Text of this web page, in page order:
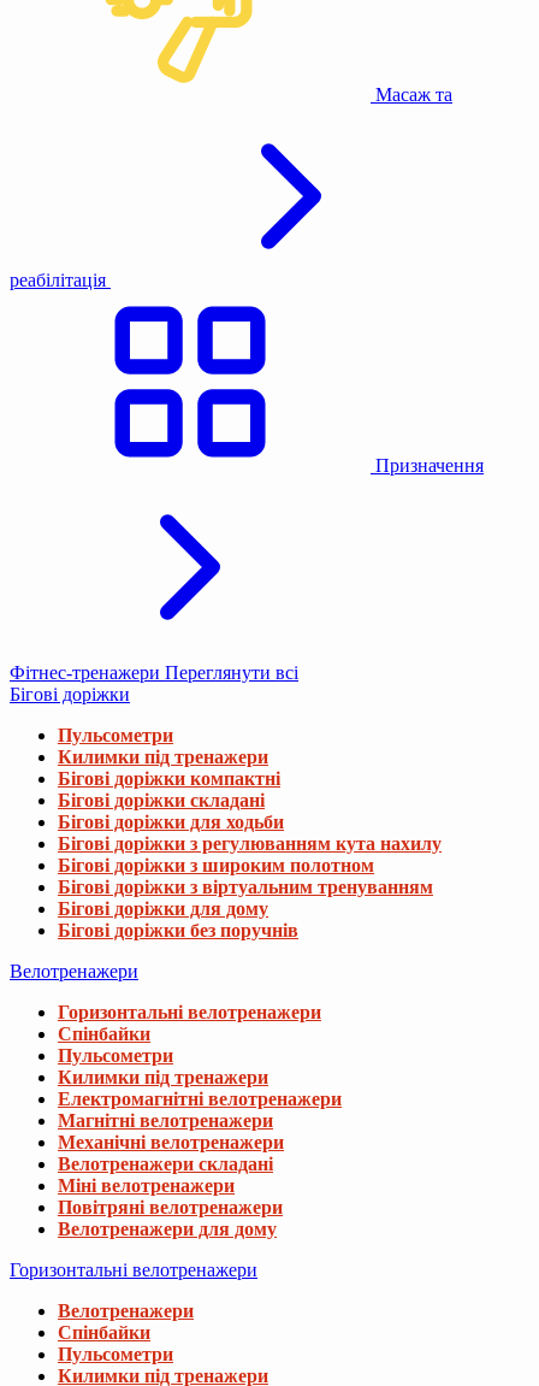
Масаж та
реабілітація
Призначення
Фітнес-тренажери Переглянути всі
Бігові доріжки
Пульсометри
Килимки під тренажери
Бігові доріжки компактні
Бігові доріжки складані
Бігові доріжки для ходьби
Бігові доріжки з регулюванням кута нахилу
Бігові доріжки з широким полотном
Бігові доріжки з віртуальним тренуванням
Бігові доріжки для дому
Бігові доріжки без поручнів
Велотренажери
Горизонтальні велотренажери
Спінбайки
Пульсометри
Килимки під тренажери
Електромагнітні велотренажери
Магнітні велотренажери
Механічні велотренажери
Велотренажери складані
Міні велотренажери
Повітряні велотренажери
Велотренажери для дому
Горизонтальні велотренажери
Велотренажери
Спінбайки
Пульсометри
Килимки під тренажери